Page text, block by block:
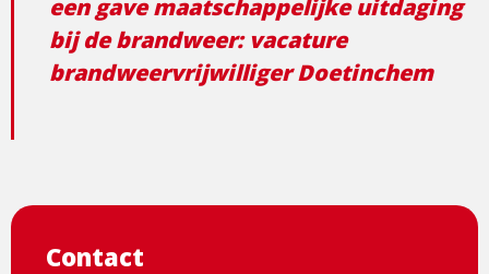
een gave maatschappelijke uitdaging
bij de brandweer: vacature
brandweervrijwilliger Doetinchem
Contact